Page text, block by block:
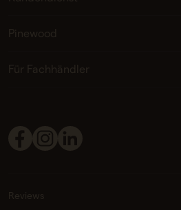
Pinewood
Für Fachhändler
Reviews